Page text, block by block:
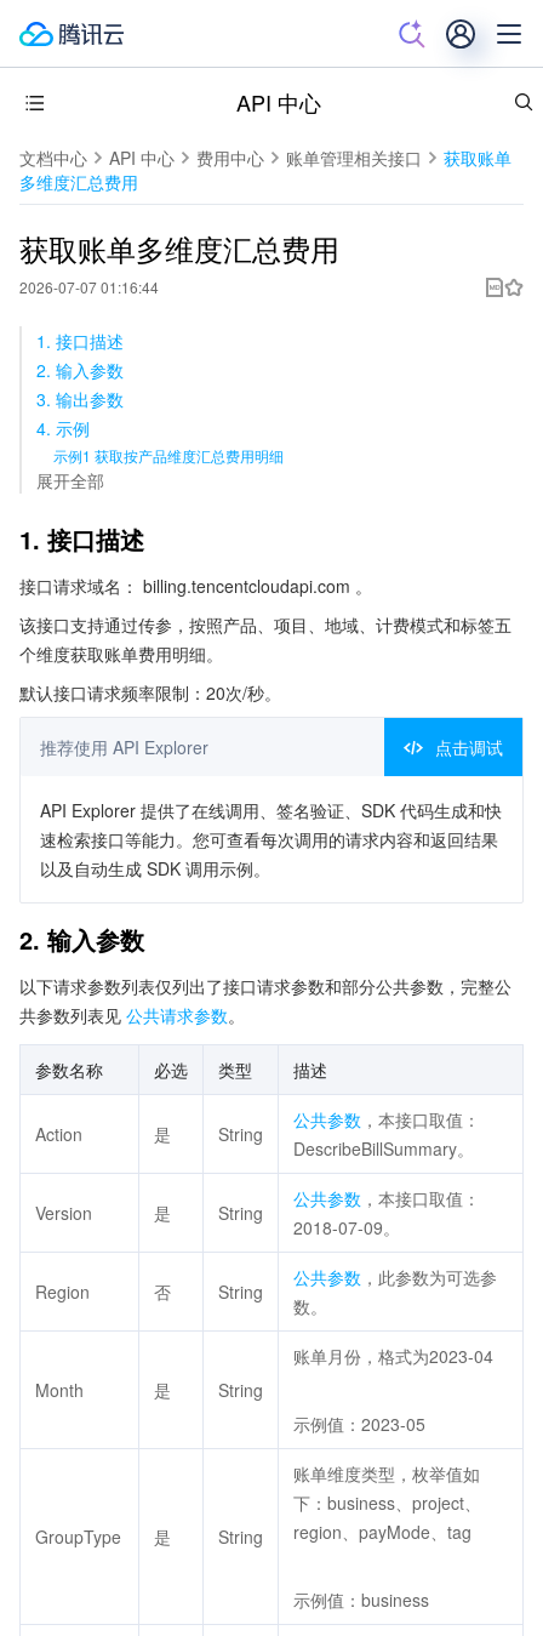
API 中心
文档中心 API 中心 费用中心 账单管理相关接口
获取账单
多维度汇总费用
获取账单多维度汇总费用
2026-07-07 01:16:44
1. 接口描述
2. 输入参数
3. 输出参数
4. 示例
示例1 获取按产品维度汇总费用明细
展开全部
1. 接口描述
接口请求域名： billing.tencentcloudapi.com 。
该接口支持通过传参，按照产品、项目、地域、计费模式和标签五
个维度获取账单费用明细。
默认接口请求频率限制：20次/秒。
推荐使用 API Explorer 点击调试
API Explorer 提供了在线调用、签名验证、SDK 代码生成和快
速检索接口等能力。您可查看每次调用的请求内容和返回结果
以及自动生成 SDK 调用示例。
2. 输入参数
以下请求参数列表仅列出了接口请求参数和部分公共参数，完整公
共参数列表见 公共请求参数。
参数名称 必选 类型 描述
Action 是 String
公共参数 ，本接口取值：
DescribeBillSummary。
Version 是 String
公共参数 ，本接口取值：
2018-07-09。
Region 否 String
公共参数 ，此参数为可选参
数。
Month 是 String
账单月份，格式为2023-04
示例值：2023-05
GroupType 是 String
账单维度类型，枚举值如
下：business、project、
region、payMode、tag
示例值：business